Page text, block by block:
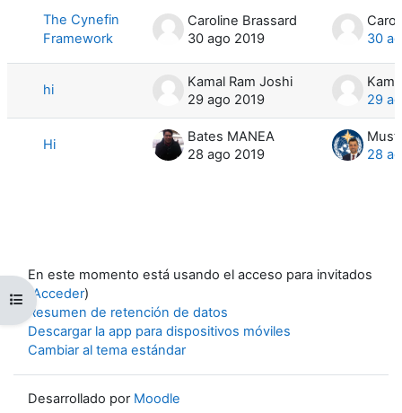
Abrir índice del curso
The Cynefin
Framework
Caroline Brassard
30 ago 2019
30
hi
Kamal Ram Joshi
29 ago 2019
29
Hi
Bates MANEA
28 ago 2019
28
En este momento está usando el acceso para invitados
Acceder)
Resumen de retención de datos
Descargar la app para dispositivos móviles
Cambiar al tema estándar
Desarrollado por Moodle